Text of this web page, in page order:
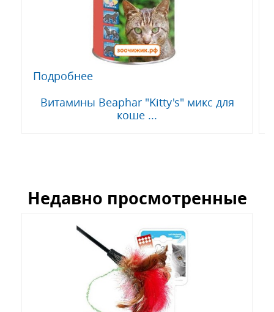
Подробнее
Витамины Beaphar "Kitty's" микс для
коше ...
Недавно просмотренные